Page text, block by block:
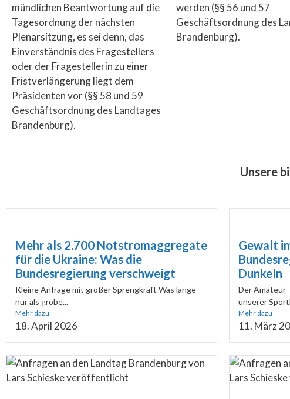
mündlichen Beantwortung auf die
Tagesordnung der nächsten
Plenarsitzung, es sei denn, das
Einverständnis des Fragestellers
oder der Fragestellerin zu einer
Fristverlängerung liegt dem
Präsidenten vor (§§ 58 und 59
Geschäftsordnung des Landtages
Brandenburg).
werden (§§ 56 und 57
Geschäftsordnung des
Brandenburg).
Unsere
Mehr als 2.700 Notstromaggregate
für die Ukraine: Was die
Bundesregierung verschweigt
Kleine Anfrage mit großer Sprengkraft Was lange
nur als grobe...
Mehr dazu
18. April 2026
Gewalt
Dunkeln
Der
unserer
Mehr dazu
11. März